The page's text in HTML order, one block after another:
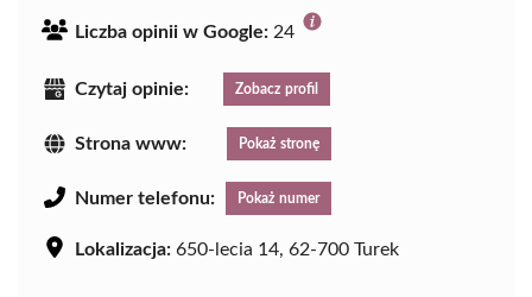
Liczba opinii w Google: 24
Czytaj opinie: Zobacz profil
Strona www: Pokaż stronę
Numer telefonu: Pokaż numer
Lokalizacja: 650-lecia 14, 62-700 Turek